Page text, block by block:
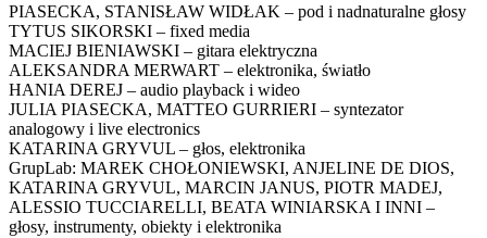
PIASECKA, STANISŁAW WIDŁAK – pod i nadnaturalne głosy
TYTUS SIKORSKI – fixed media
MACIEJ BIENIAWSKI – gitara elektryczna
ALEKSANDRA MERWART – elektronika, światło
HANIA DEREJ – audio playback i wideo
JULIA PIASECKA, MATTEO GURRIERI – syntezator
analogowy i live electronics
KATARINA GRYVUL – głos, elektronika
GrupLab: MAREK CHOŁONIEWSKI, ANJELINE DE DIOS,
KATARINA GRYVUL, MARCIN JANUS, PIOTR MADEJ,
ALESSIO TUCCIARELLI, BEATA WINIARSKA I INNI –
głosy, instrumenty, obiekty i elektronika